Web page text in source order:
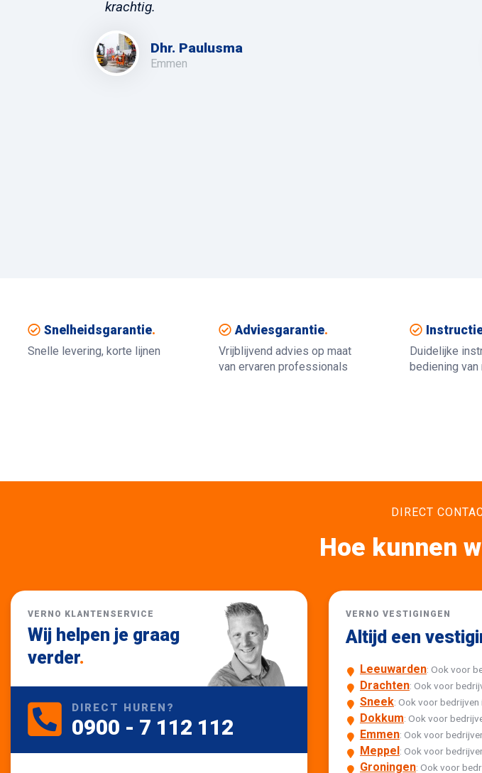
krachtig.
Dhr. Paulusma
Emmen
Snelheidsgarantie.
Snelle levering, korte lijnen
Adviesgarantie.
Vrijblijvend advies op maat
van ervaren professionals
Duidelijke
bediening van
DIRECT
Hoe kunnen
VERNO KLANTENSERVICE
Wij helpen je graag
verder.
DIRECT HUREN?
0900 - 7 112 112
VERNO VESTIGINGEN
Altijd een
Leeuwarden: Ook voor
Drachten: Ook voor
Sneek: Ook voor bedrijven
Dokkum: Ook voor
Emmen: Ook voor
Meppel: Ook voor
Groningen: Ook voor